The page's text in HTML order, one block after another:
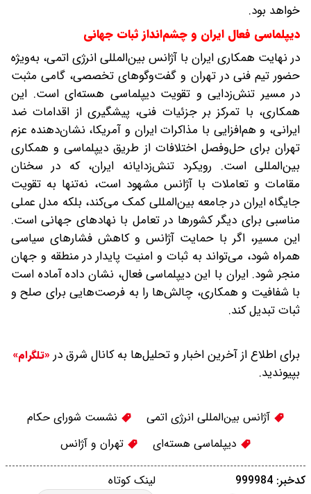
خواهد بود.
دیپلماسی فعال ایران و چشم‌انداز ثبات جهانی
در نهایت همکاری ایران با آژانس بین‌المللی انرژی اتمی، به‌ویژه
حضور تیم فنی در تهران و گفت‌وگوهای تخصصی، گامی مثبت
در مسیر تنش‌زدایی و تقویت دیپلماسی هسته‌ای است. این
همکاری، با تمرکز بر جزئیات فنی، پیشگیری از اقدامات ضد
ایرانی، و هم‌افزایی با مذاکرات ایران و آمریکا، نشان‌دهنده عزم
تهران برای حل‌وفصل اختلافات از طریق دیپلماسی و همکاری
بین‌المللی است. رویکرد تنش‌زدایانه ایران، که در سخنان
مقامات و تعاملات با آژانس مشهود است، نه‌تنها به تقویت
جایگاه ایران در جامعه بین‌المللی کمک می‌کند، بلکه مدل عملی
مناسبی برای دیگر کشورها در تعامل با نهادهای جهانی است.
این مسیر، اگر با حمایت آژانس و کاهش فشارهای سیاسی
همراه شود، می‌تواند به ثبات و امنیت پایدار در منطقه و جهان
منجر شود. ایران با این دیپلماسی فعال، نشان داده آماده است
با شفافیت و همکاری، چالش‌ها را به فرصت‌هایی برای صلح و
ثبات تبدیل کند.
برای اطلاع از آخرین اخبار و تحلیل‌ها به کانال شرق در «تلگرام»
بپیوندید.
آژانس بین‌المللی انرژی اتمی
نشست شورای حکام
دیپلماسی هسته‌ای
تهران و آژانس
لینک کوتاه کدخبر: 999984